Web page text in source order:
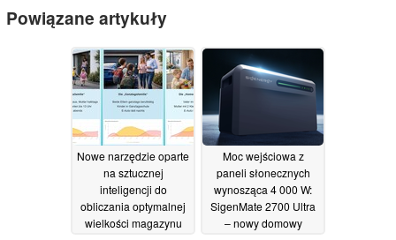
Powiązane artykuły
Nowe narzędzie oparte
na sztucznej
inteligencji do
obliczania optymalnej
wielkości magazynu
Moc wejściowa z
paneli słonecznych
wynosząca 4 000 W:
SigenMate 2700 Ultra
– nowy domowy